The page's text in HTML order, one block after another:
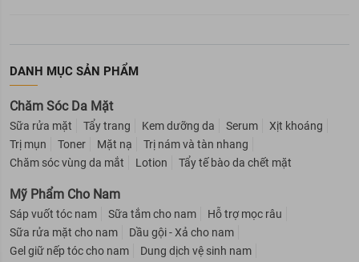
DANH MỤC SẢN PHẨM
Chăm Sóc Da Mặt
Sữa rửa mặt Tẩy trang Kem dưỡng da Serum
Xịt khoáng
Trị mụn
Toner Mặt nạ
Trị nám và tàn nhang
Chăm sóc vùng da mắt
Lotion Tẩy tế bào da chết mặt
Mỹ Phẩm Cho Nam
Sáp vuốt tóc nam Sữa tắm cho nam
Hỗ trợ mọc râu
Sữa rửa mặt cho nam
Dầu gội - Xả cho nam
Gel giữ nếp tóc cho nam
Dung dịch vệ sinh nam